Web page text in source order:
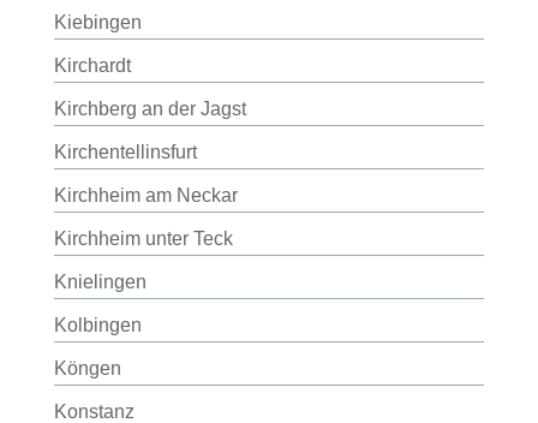
Kiebingen
Kirchardt
Kirchberg an der Jagst
Kirchentellinsfurt
Kirchheim am Neckar
Kirchheim unter Teck
Knielingen
Kolbingen
Köngen
Konstanz